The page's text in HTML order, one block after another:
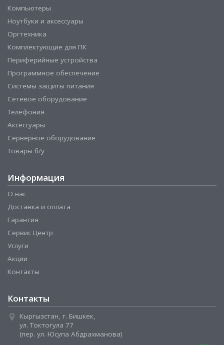
Компьютеры
Ноутбуки и аксессуары
Оргтехника
Комплектующие для ПК
Периферийные устройства
Программное обеспечение
Системы защиты питания
Сетевое оборудование
Телефония
Аксессуары
Серверное оборудование
Товары б/у
Информация
О нас
Доставка и оплата
Гарантия
Сервис Центр
Услуги
Акции
Контакты
Контакты
Кыргызстан, г. Бишкек,
ул. Токтогула 77
(пер. ул. Юсупа Абдрахманова)